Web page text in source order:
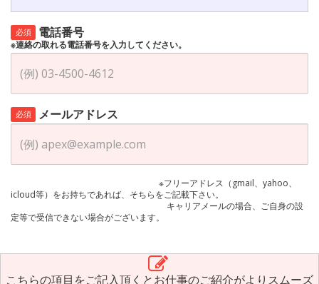
必須 電話番号
※連絡の取れる電話番号を入力してください。
必須 メールアドレス
※フリーアドレス（gmail、yahoo、
icloud等）をお持ちであれば、そちらをご記載下さい。
キャリアメールの場合、ご自身の設
定等で受信できない場合がございます。
こちらの項目をご記入頂くとお仕事のご紹介がよりスムーズ